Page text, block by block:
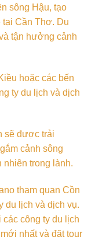
sông Hậu, tạo
tại Cần Thơ. Du
tận hưởng cảnh
hoặc các bến
ty du lịch và dịch
sẽ được trải
cảnh sông
trong lành.
tham quan Cồn
du lịch và dịch vụ.
công ty du lịch
nhất và đặt tour